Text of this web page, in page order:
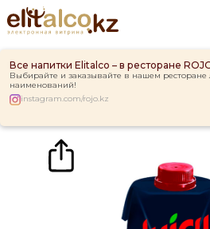
Все напитки Elitalco – в ресторане
Выбирайте и заказывайте в нашем ресторане
наименований!
instagram.com/rojo.kz
Рекомендуем
Ром Captain Morgan White 37,5%
Пиво Guinness Draught 4,2% Can
Виски Talisker 10 YO Malt 45,8% in
Водка Smirnoff Red Vodka 37,5%
Каталог Вода, соки и сиропы Сок Сок Juicy